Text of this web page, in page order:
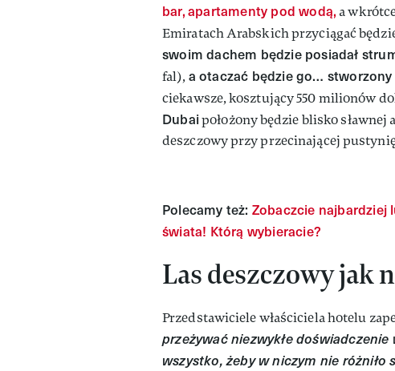
bar,apartamenty pod wodą, a
Emiratach Arabskich przyciągać
swoim dachem będzie posiadał
fal), a otaczać będzie go… stworzony
ciekawsze, kosztujący 550 milionów
Dubaipołożony będzie blisko
deszczowy przy przecinającej
Polecamy też: Zobaczcie najbardziej
świata! Którą wybieracie?
Las deszczowy jak
Przedstawiciele właściciela hotelu
przeżywać niezwykłe
wszystko, żeby w niczym nie